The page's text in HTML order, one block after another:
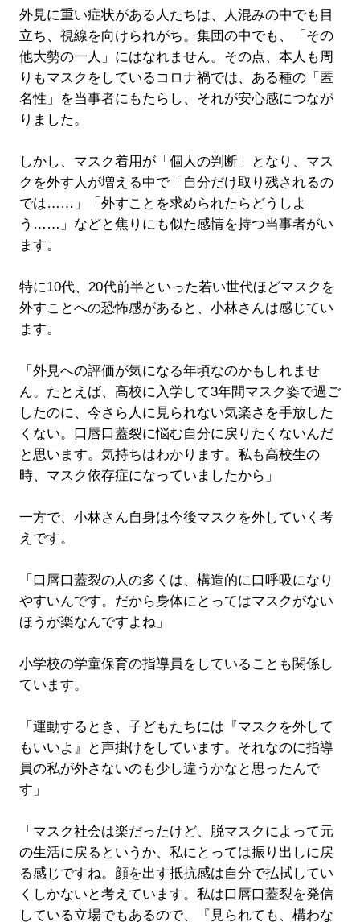
外見に重い症状がある人たちは、人混みの中でも目
立ち、視線を向けられがち。集団の中でも、「その
他大勢の一人」にはなれません。その点、本人も周
りもマスクをしているコロナ禍では、ある種の「匿
名性」を当事者にもたらし、それが安心感につなが
りました。
しかし、マスク着用が「個人の判断」となり、マス
クを外す人が増える中で「自分だけ取り残されるの
では……」「外すことを求められたらどうしよ
う……」などと焦りにも似た感情を持つ当事者がい
ます。
特に10代、20代前半といった若い世代ほどマスクを
外すことへの恐怖感があると、小林さんは感じてい
ます。
「外見への評価が気になる年頃なのかもしれませ
ん。たとえば、高校に入学して3年間マスク姿で過ご
したのに、今さら人に見られない気楽さを手放した
くない。口唇口蓋裂に悩む自分に戻りたくないんだ
と思います。気持ちはわかります。私も高校生の
時、マスク依存症になっていましたから」
一方で、小林さん自身は今後マスクを外していく考
えです。
「口唇口蓋裂の人の多くは、構造的に口呼吸になり
やすいんです。だから身体にとってはマスクがない
ほうが楽なんですよね」
小学校の学童保育の指導員をしていることも関係し
ています。
「運動するとき、子どもたちには『マスクを外して
もいいよ』と声掛けをしています。それなのに指導
員の私が外さないのも少し違うかなと思ったんで
す」
「マスク社会は楽だったけど、脱マスクによって元
の生活に戻るというか、私にとっては振り出しに戻
る感じですね。顔を出す抵抗感は自分で払拭してい
くしかないと考えています。私は口唇口蓋裂を発信
している立場でもあるので、『見られても、構わな